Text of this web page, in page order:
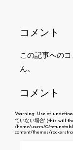
コメント
この記事への
ん。
コメント
Warning: Use of
ていない場合' (this will
/home/users/0/
content/themes/